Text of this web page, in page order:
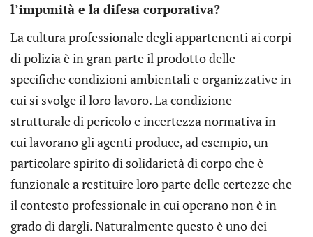
l’impunità e la difesa corporativa?
La cultura professionale degli appartenenti ai corpi
di polizia è in gran parte il prodotto delle
specifiche condizioni ambientali e organizzative in
cui si svolge il loro lavoro. La condizione
strutturale di pericolo e incertezza normativa in
cui lavorano gli agenti produce, ad esempio, un
particolare spirito di solidarietà di corpo che è
funzionale a restituire loro parte delle certezze che
il contesto professionale in cui operano non è in
grado di dargli. Naturalmente questo è uno dei